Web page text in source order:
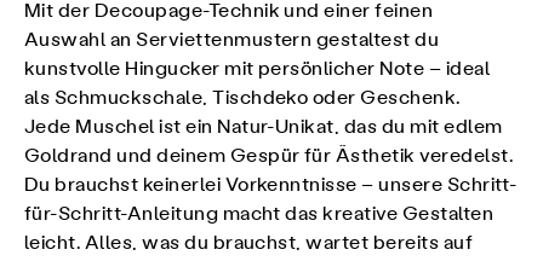
Mit der Decoupage-Technik und einer feinen
Auswahl an Serviettenmustern gestaltest du
kunstvolle Hingucker mit persönlicher Note – ideal
als Schmuckschale, Tischdeko oder Geschenk.
Jede Muschel ist ein Natur-Unikat, das du mit edlem
Goldrand und deinem Gespür für Ästhetik veredelst.
Du brauchst keinerlei Vorkenntnisse – unsere Schritt-
für-Schritt-Anleitung macht das kreative Gestalten
leicht. Alles, was du brauchst, wartet bereits auf